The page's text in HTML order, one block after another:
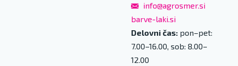
info@agrosmer.si
barve-laki.si
Delovni čas: pon–pet:
7.00–16.00, sob: 8.00–
12.00